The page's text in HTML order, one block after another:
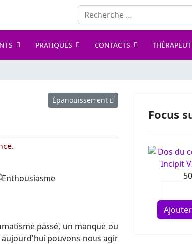
Rechercher
PRATIQUES CONTACTS
Article suivant : Épanouissement
Épanouissement
passé, un manque ou
pouvons-nous agir
Focus
Incipit